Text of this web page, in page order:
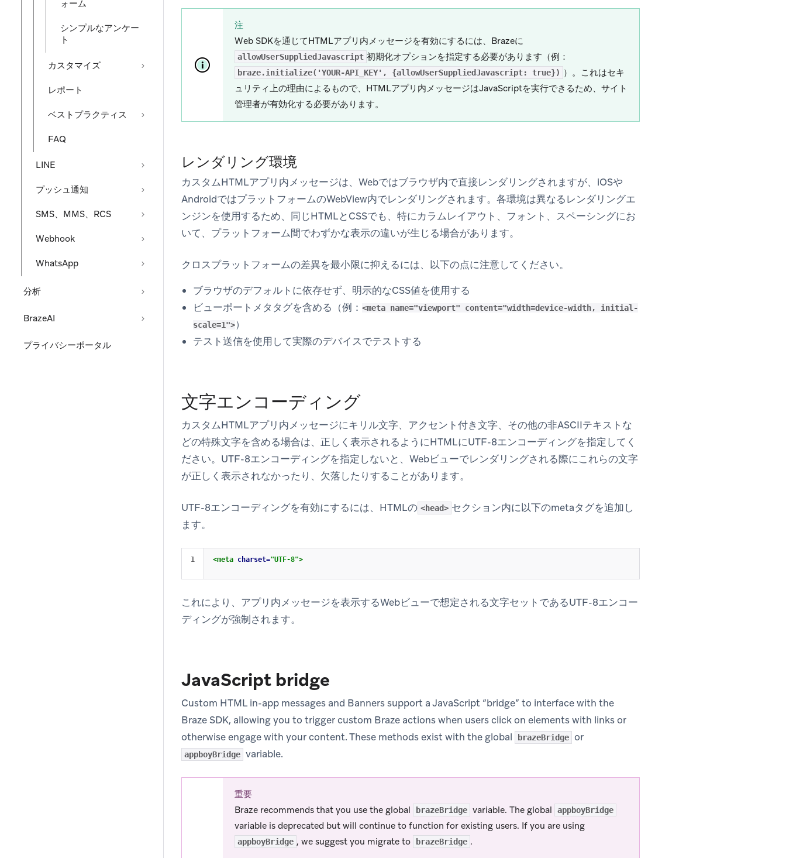
ォーム
シンプルなアンケー
ト
カスタマイズ
レポート
ベストプラクティス
FAQ
LINE
プッシュ通知
SMS、MMS、RCS
Webhook
WhatsApp
分析
BrazeAI
プライバシーポータル
注
Web SDKを通じてHTMLアプリ内メッセージを有効にするには、Brazeに
allowUserSuppliedJavascript 初期化オプションを指定する必要があります（例：
braze.initialize('YOUR-API_KEY', {allowUserSuppliedJavascript: true}) ）。これはセキ
ュリティ上の理由によるもので、HTMLアプリ内メッセージはJavaScriptを実行できるため、サイト
管理者が有効化する必要があります。
レンダリング環境
カスタムHTMLアプリ内メッセージは、Webではブラウザ内で直接レンダリングされますが、iOSや
AndroidではプラットフォームのWebView内でレンダリングされます。各環境は異なるレンダリングエ
ンジンを使用するため、同じHTMLとCSSでも、特にカラムレイアウト、フォント、スペーシングにお
いて、プラットフォーム間でわずかな表示の違いが生じる場合があります。
クロスプラットフォームの差異を最小限に抑えるには、以下の点に注意してください。
ブラウザのデフォルトに依存せず、明示的なCSS値を使用する
ビューポートメタタグを含める（例： <meta name="viewport" content="width=device-width, initial-
scale=1">）
テスト送信を使用して実際のデバイスでテストする
文字エンコーディング
カスタムHTMLアプリ内メッセージにキリル文字、アクセント付き文字、その他の非ASCIIテキストな
どの特殊文字を含める場合は、正しく表示されるようにHTMLにUTF-8エンコーディングを指定してく
ださい。UTF-8エンコーディングを指定しないと、Webビューでレンダリングされる際にこれらの文字
が正しく表示されなかったり、欠落したりすることがあります。
UTF-8エンコーディングを有効にするには、HTMLの <head> セクション内に以下のmetaタグを追加し
ます。
<meta charset="UTF-8">
これにより、アプリ内メッセージを表示するWebビューで想定される文字セットであるUTF-8エンコー
ディングが強制されます。
JavaScript bridge
Custom HTML in-app messages and Banners support a JavaScript “bridge” to interface with the
Braze SDK, allowing you to trigger custom Braze actions when users click on elements with links or
otherwise engage with your content. These methods exist with the global
brazeBridge or
appboyBridge variable.
重要
Braze recommends that you use the global
brazeBridge variable. The global appboyBridge
variable is deprecated but will continue to function for existing users. If you are using
appboyBridge , we suggest you migrate to brazeBridge .